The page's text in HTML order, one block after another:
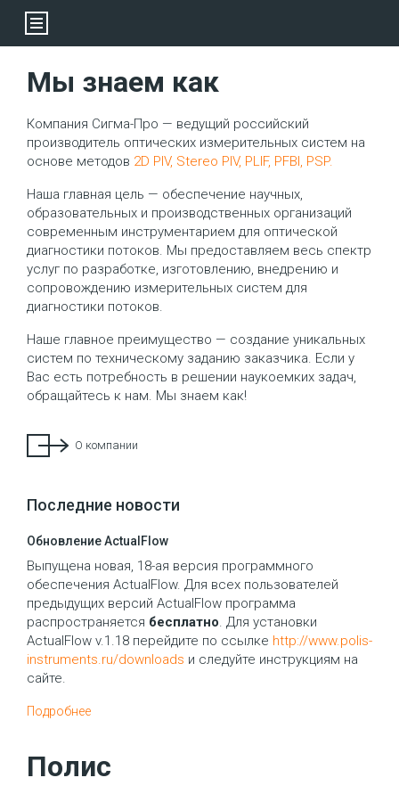
Мы знаем как
Компания Сигма-Про — ведущий российский
производитель оптических измерительных систем на
основе методов 2D PIV, Stereo PIV, PLIF, PFBI, PSP.
Наша главная цель — обеспечение научных,
образовательных и производственных организаций
современным инструментарием для оптической
диагностики потоков. Мы предоставляем весь спектр
услуг по разработке, изготовлению, внедрению и
сопровождению измерительных систем для
диагностики потоков.
Наше главное преимущество — создание уникальных
систем по техническому заданию заказчика. Если у
Вас есть потребность в решении наукоемких задач,
обращайтесь к нам. Мы знаем как!
О компании
Последние новости
Обновление ActualFlow
Выпущена новая, 18-ая версия программного
обеспечения ActualFlow. Для всех пользователей
предыдущих версий ActualFlow программа
распространяется бесплатно. Для установки
ActualFlow v.1.18 перейдите по ссылке http://www.polis-
instruments.ru/downloads и следуйте инструкциям на
сайте.
Подробнее
Полис